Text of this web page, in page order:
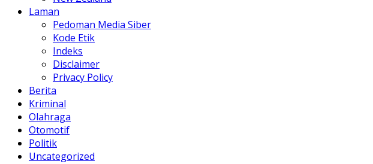
Laman
Pedoman Media Siber
Kode Etik
Indeks
Disclaimer
Privacy Policy
Berita
Kriminal
Olahraga
Otomotif
Politik
Uncategorized